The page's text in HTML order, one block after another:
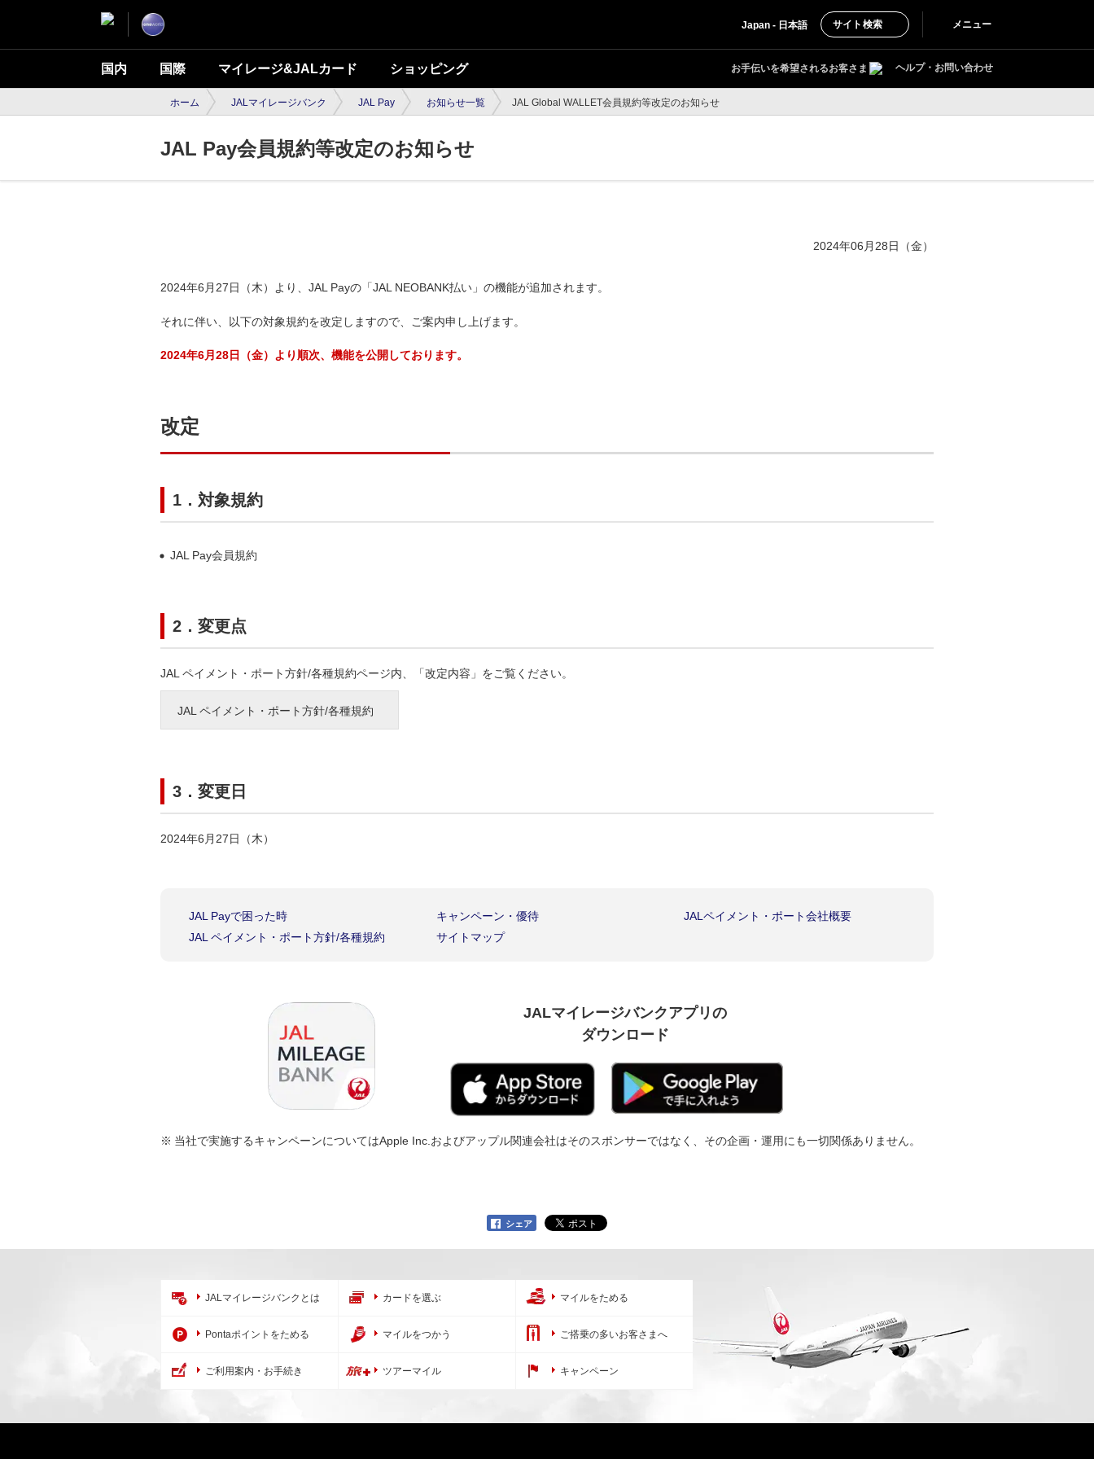
Japan - 日本語 サイト検索 メニュー
国内 国際 マイレージ&JALカード ショッピング お手伝いを希望されるお客さま ヘルプ・お問い合わせ
ホーム JALマイレージバンク JAL Pay お知らせ一覧 JAL Global WALLET会員規約等改定のお知らせ
JAL Pay会員規約等改定のお知らせ
2024年06月28日（金）
2024年6月27日（木）より、JAL Payの「JAL NEOBANK払い」の機能が追加されます。
それに伴い、以下の対象規約を改定しますので、ご案内申し上げます。
2024年6月28日（金）より順次、機能を公開しております。
改定
1．対象規約
JAL Pay会員規約
2．変更点
JAL ペイメント・ポート方針/各種規約ページ内、「改定内容」をご覧ください。
JAL ペイメント・ポート方針/各種規約
3．変更日
2024年6月27日（木）
JAL Payで困った時 キャンペーン・優待
JALペイメント・ポート会社概要
JAL ペイメント・ポート方針/各種規約
サイトマップ
JALマイレージバンクアプリの
ダウンロード
当社で実施するキャンペーンについてはApple Inc.およびアップル関連会社はそのスポンサーではなく、その企画・運用にも一切関係ありません。
シェア
JALマイレージバンクとは カードを選ぶ マイルをためる
Pontaポイントをためる マイルをつかう ご搭乗の多いお客さまへ
ご利用案内・お手続き ツアーマイル キャンペーン